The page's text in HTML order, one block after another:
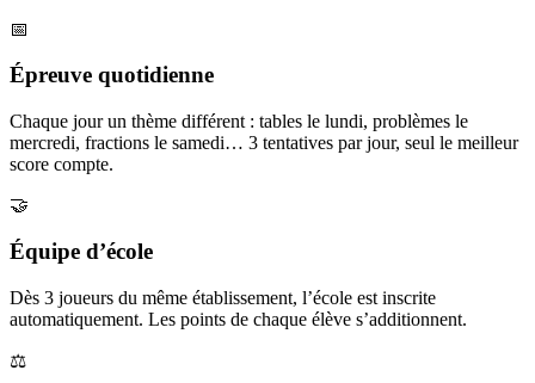
📅
Épreuve quotidienne
Chaque jour un thème différent : tables le lundi, problèmes le
mercredi, fractions le samedi… 3 tentatives par jour, seul le meilleur
score compte.
🤝
Équipe d’école
Dès 3 joueurs du même établissement, l’école est inscrite
automatiquement. Les points de chaque élève s’additionnent.
⚖️